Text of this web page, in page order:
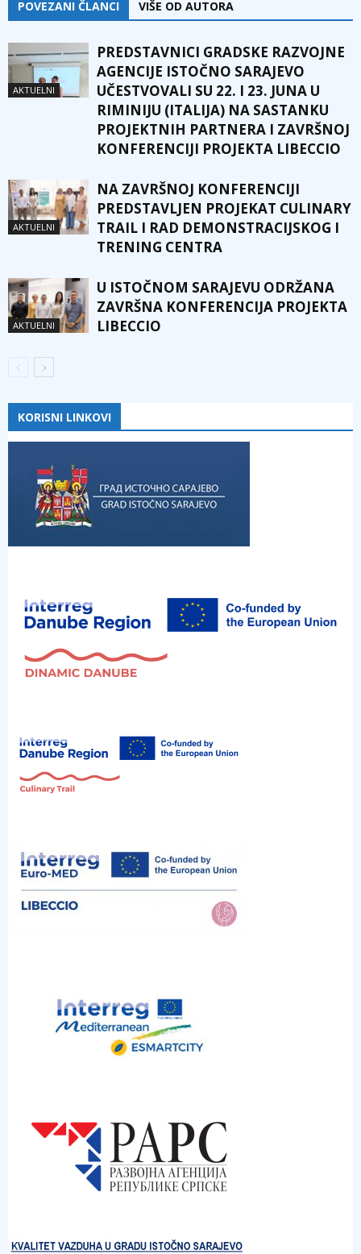
POVEZANI ČLANCI VIŠE OD AUTORA
AKTUELNI
PREDSTAVNICI GRADSKE RAZVOJNE
AGENCIJE ISTOČNO SARAJEVO
UČESTVOVALI SU 22. I 23. JUNA U
RIMINIJU (ITALIJA) NA SASTANKU
PROJEKTNIH PARTNERA I ZAVRŠNOJ
KONFERENCIJI PROJEKTA LIBECCIO
AKTUELNI
NA ZAVRŠNOJ KONFERENCIJI
PREDSTAVLJEN PROJEKAT CULINARY
TRAIL I RAD DEMONSTRACIJSKOG I
TRENING CENTRA
AKTUELNI
U ISTOČNOM SARAJEVU ODRŽANA
ZAVRŠNA KONFERENCIJA PROJEKTA
LIBECCIO
KORISNI LINKOVI